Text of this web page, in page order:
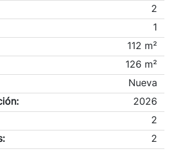
2
1
112 m²
126 m²
Nueva
2026
2
2